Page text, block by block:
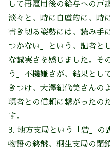
して再雇用後の給与への戸
淡々と、時に自虐的に、時
書き切る姿勢には、読み手
つかない」という、記者と
な誠実さを感じました。そ
う」不機嫌さが、結果とし
きつけ、大澤紀代美さんの
現者との信頼に繋がったの
す。
3. 地方支局という「砦」の
物語の終盤、桐生支局の閉